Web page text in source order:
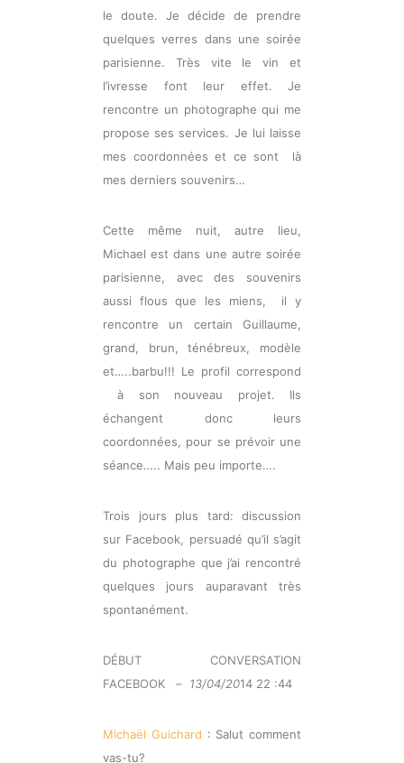
le doute. Je décide de prendre
quelques verres dans une soirée
parisienne. Très vite le vin et
l’ivresse font leur effet. Je
rencontre un photographe qui me
propose ses services. Je lui laisse
mes coordonnées et ce sont là
mes derniers souvenirs…
Cette même nuit, autre lieu,
Michael est dans une autre soirée
parisienne, avec des souvenirs
aussi flous que les miens, il y
rencontre un certain Guillaume,
grand, brun, ténébreux, modèle
et…..barbu!!! Le profil correspond
à son nouveau projet. Ils
échangent donc leurs
coordonnées, pour se prévoir une
séance….. Mais peu importe….
Trois jours plus tard: discussion
sur Facebook, persuadé qu’il s’agit
du photographe que j’ai rencontré
quelques jours auparavant très
spontanément.
DÉBUT CONVERSATION
FACEBOOK – 13/04/2014 22 :44
Michaël Guichard : Salut comment
vas-tu?